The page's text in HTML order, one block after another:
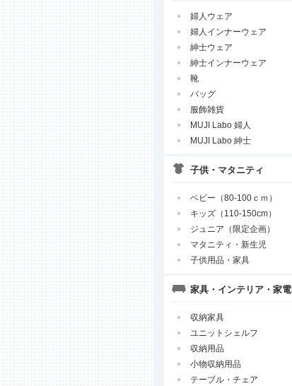
婦人ウェア
婦人インナーウェア
紳士ウェア
紳士インナーウェア
靴
バッグ
服飾雑貨
MUJI Labo 婦人
MUJI Labo 紳士
子供・マタニティ
ベビー（80-100ｃｍ）
キッズ（110-150cm）
ジュニア（限定企画）
マタニティ・新生児
子供用品・家具
家具・インテリア・家電
収納家具
ユニットシェルフ
収納用品
小物収納用品
テーブル・チェア